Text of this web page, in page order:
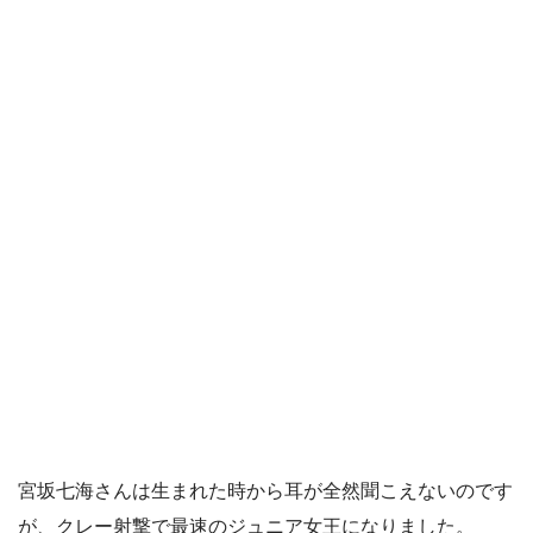
宮坂七海さんは生まれた時から耳が全然聞こえないのです
が、クレー射撃で最速のジュニア女王になりました。